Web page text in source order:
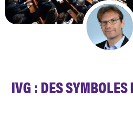
IVG : DES SYMBOLES